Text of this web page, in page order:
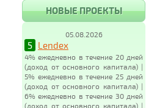
НОВЫЕ ПРОЕКТЫ
05.08.2026
5 Lendex
4% ежедневно в течение 20 дней
(доход от основного капитала) |
5% ежедневно в течение 25 дней
(доход от основного капитала) |
6% ежедневно в течение 30 дней
(доход от основного капитала) |